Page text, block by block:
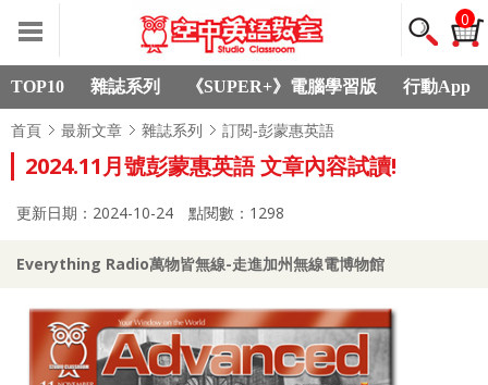
0
TOP10 雜誌系列 《SUPER+》電腦學習版 行動App
首頁 最新文章 雜誌系列 訂閱-彭蒙惠英語
2024.11月號彭蒙惠英語 文章內容試讀!
更新日期：2024-10-24 點閱數：1298
Everything Radio萬物皆無線-走進加州無線電博物館